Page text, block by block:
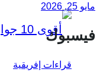
مايو 25, 2026
فيسبوك